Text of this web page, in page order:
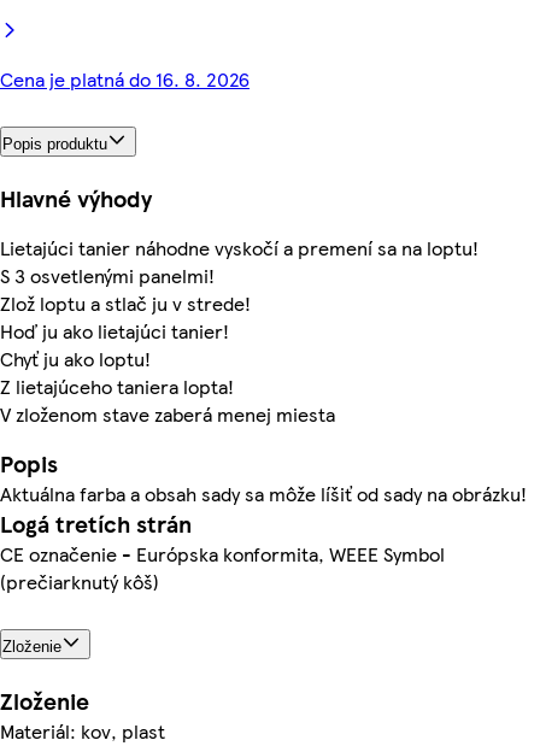
Cena je platná do 16. 8. 2026
Popis produktu
Hlavné výhody
Lietajúci tanier náhodne vyskočí a premení sa na loptu!
S 3 osvetlenými panelmi!
Zlož loptu a stlač ju v strede!
Hoď ju ako lietajúci tanier!
Chyť ju ako loptu!
Z lietajúceho taniera lopta!
V zloženom stave zaberá menej miesta
Popis
Aktuálna farba a obsah sady sa môže líšiť od sady na obrázku!
Logá tretích strán
CE označenie - Európska konformita, WEEE Symbol
(prečiarknutý kôš)
Zloženie
Zloženie
Materiál: kov, plast